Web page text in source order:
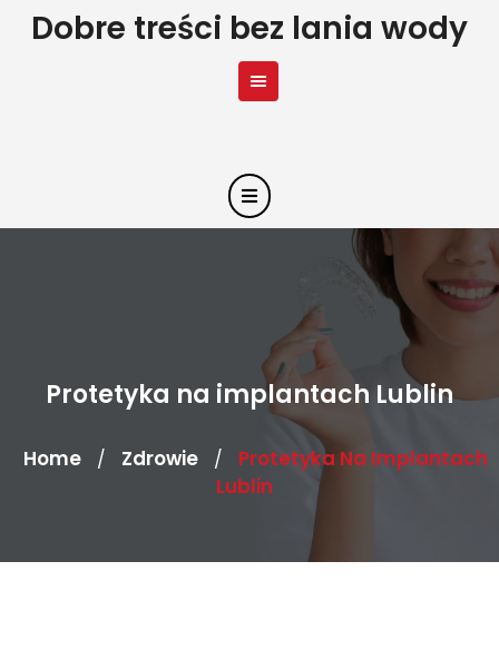
SkipDobre treści bez lania wody
Protetyka na implantach Lublin
Home / Zdrowie /
Protetyka Na Implantach
Lublin